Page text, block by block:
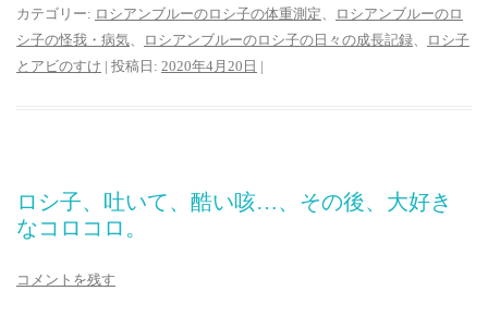
カテゴリー: ロシアンブルーのロシ子の体重測定
ロシアンブルーのロ
シ子の怪我・病気
ロシアンブルーのロシ子の日々の成長記録
ロシ子
とアビのすけ | 投稿日: 2020年4月20日 |
ロシ子、吐いて、酷い咳…、その後、大好き
なコロコロ。
コメントを残す